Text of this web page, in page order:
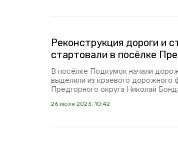
Реконструкция дороги и
стартовали в посёлке
В посёлке Подкумок начали
выделили из краевого
Предгорного округа Николай
26 июля 2023, 10:42